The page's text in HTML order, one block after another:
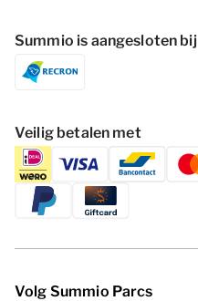
Summio is aangesloten bij
Veilig betalen met
Volg Summio Parcs